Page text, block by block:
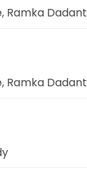
Ramka Dadant
Ramka Dadant